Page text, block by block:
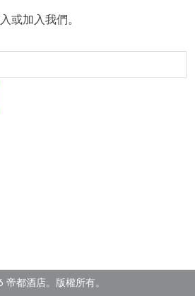
或加入我們。
帝都酒店。版權所有。